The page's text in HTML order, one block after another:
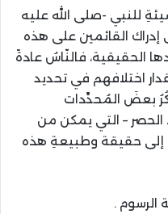
للنبي -صلى الله عليه
القائمين على هذه
الحقيقية، فالنّاسُ عادةً
اختلافهم في تحديد
بعضَ المُحدِّدات
الحصر – التي يمكن من
إلى حقيقة وطبيعةِ هذه
الرسوم .